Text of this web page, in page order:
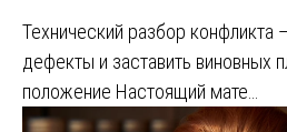
Технический разбор конфликта
дефекты и заставить виновных
положение Настоящий мате…